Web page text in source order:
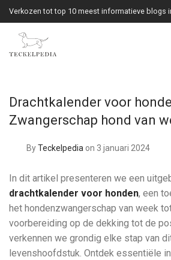
Verkozen tot top 10 meest informatieve blogs
Drachtkalender voor
Zwangerschap hond van
ByTeckelpedia on 3 januari 2024
In dit artikel presenteren we een
drachtkalender voor honden, een
het hondenzwangerschap van week
voorbereiding op de dekking tot de
verkennen we grondig elke stap van
levenshoofdstuk. Ontdek essentiële